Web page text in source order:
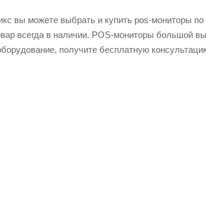
вы можете выбрать и купить pos-мониторы
всегда в наличии. POS-мониторы большой
получите бесплатную